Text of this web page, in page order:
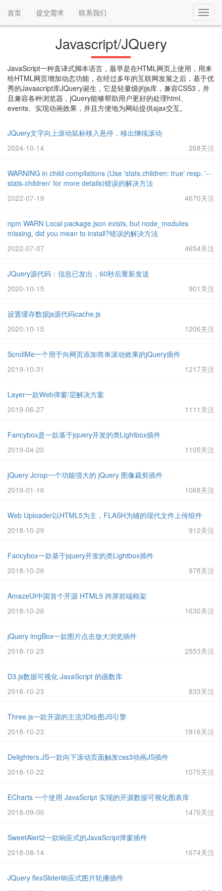
首页 提交需求 联系我们
Javascript/JQuery
JavaScript一种直译式脚本语言，最早是在HTML网页上使用，用来
给HTML网页增加动态功能，在经过多年的互联网发展之后，基于优
秀的Javascript库JQuery诞生，它是轻量级的js库，兼容CSS3，并
且兼容各种浏览器，jQuery能够帮助用户更好的处理html、
events、实现动画效果，并且方便地为网站提供ajax交互。
JQuery文字向上滚动鼠标移入悬停，移出继续滚动
2024-10-14
268关注
WARNING in child compilations (Use 'stats.children: true' resp. '--
stats-children' for more details)错误的解决方法
2022-07-19
4670关注
npm WARN Local package.json exists, but node_modules
missing, did you mean to install?错误的解决方法
2022-07-07
4654关注
JQuery源代码：信息已发出，60秒后重新发送
2020-10-15
901关注
设置缓存数据js源代码cache.js
2020-10-15
1206关注
ScrollMe一个用于向网页添加简单滚动效果的jQuery插件
2019-10-31
1217关注
Layer一款Web弹窗/层解决方案
2019-06-27
1111关注
Fancybox是一款基于jquery开发的类Lightbox插件
2019-04-20
1105关注
jQuery Jcrop一个功能强大的 jQuery 图像裁剪插件
2019-01-16
1068关注
Web Uploader以HTML5为主，FLASH为辅的现代文件上传组件
2018-10-29
912关注
Fancybox一款基于jquery开发的类Lightbox插件
2018-10-26
978关注
AmazeUI中国首个开源 HTML5 跨屏前端框架
2018-10-26
1630关注
jQuery imgBox一款图片点击放大浏览插件
2018-10-25
2553关注
D3.js数据可视化 JavaScript 的函数库
2018-10-23
833关注
Three.js一款开源的主流3D绘图JS引擎
2018-10-23
1816关注
Delighters.JS一款向下滚动页面触发css3动画JS插件
2018-10-22
1075关注
ECharts 一个使用 JavaScript 实现的开源数据可视化图表库
2018-09-06
1476关注
SweetAlert2一款响应式的JavaScript弹窗插件
2018-08-14
1674关注
JQuery flexSlider响应式图片轮播插件